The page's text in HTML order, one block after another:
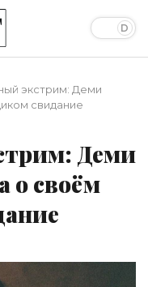
экстрим: Деми
свидание
Деми
о своём